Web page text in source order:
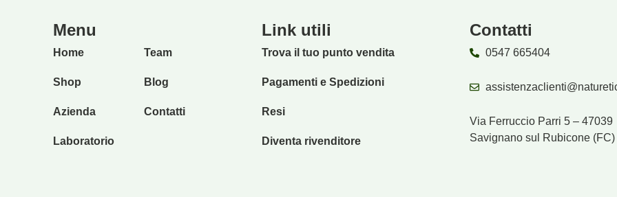
Menu
Home
Shop
Azienda
Laboratorio
Team
Blog
Contatti
Link utili
Trova il tuo punto vendita
Pagamenti e Spedizioni
Resi
Diventa rivenditore
Contatti
0547 665404
Via Ferruccio Parri 5 – 47039
Savignano sul Rubicone (FC)